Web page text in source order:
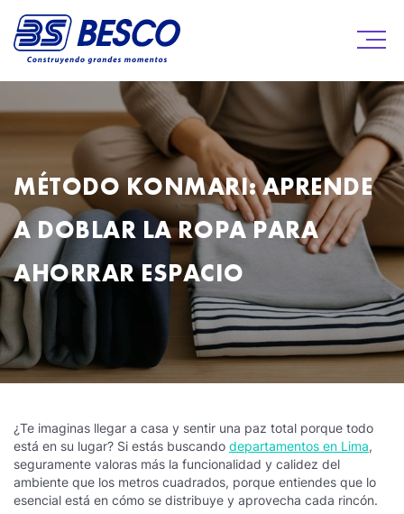
MÉTODO KONMARI: APRENDE
A DOBLAR LA ROPA PARA
AHORRAR ESPACIO
¿Te imaginas llegar a casa y sentir una paz total porque todo
está en su lugar? Si estás buscando departamentos en Lima,
seguramente valoras más la funcionalidad y calidez del
ambiente que los metros cuadrados, porque entiendes que lo
esencial está en cómo se distribuye y aprovecha cada rincón.